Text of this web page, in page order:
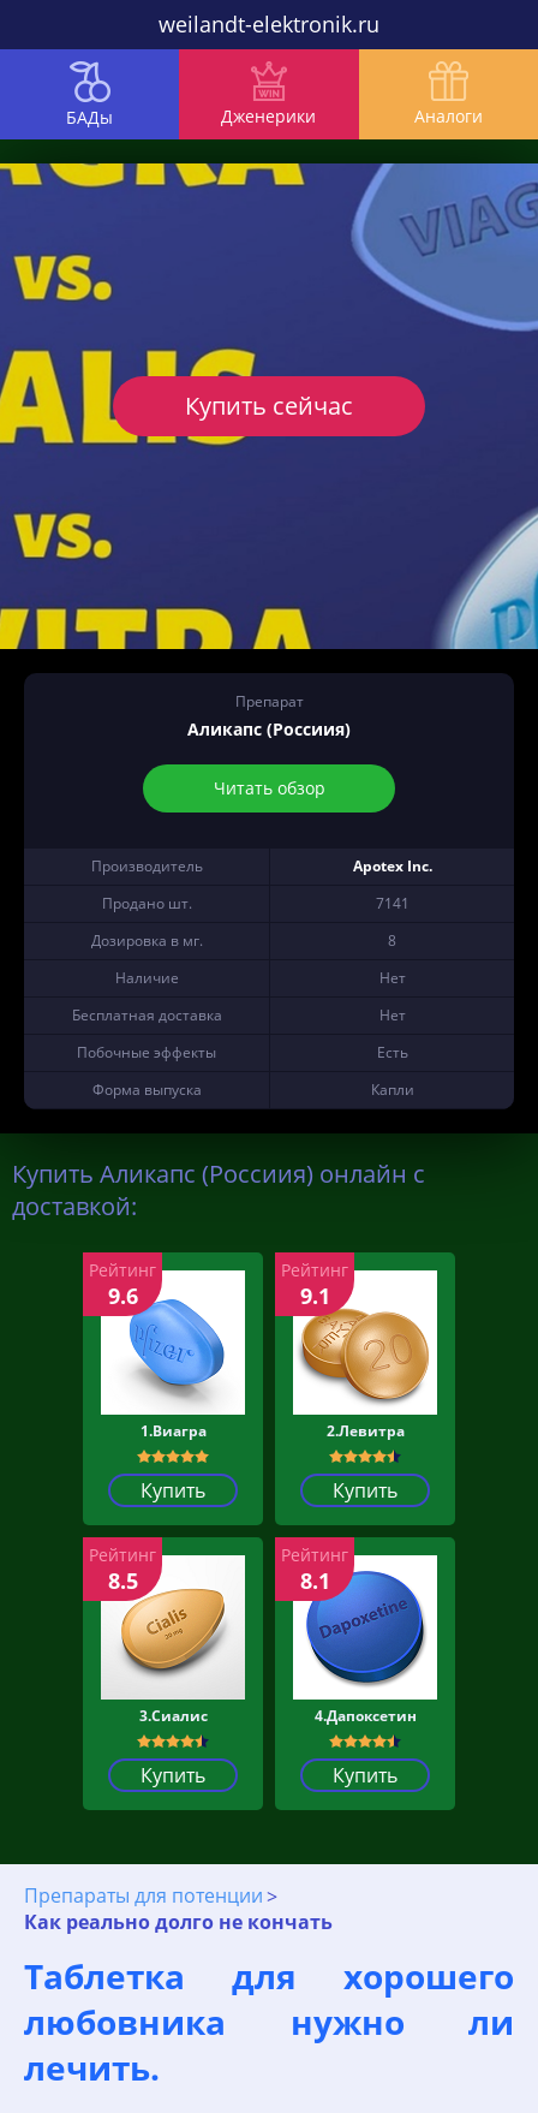
weilandt-elektronik.ru
БАДы Дженерики Аналоги
Препарат
Аликапс (Россиия)
Читать обзор
Производитель
Apotex Inc.
Продано шт.
7141
Дозировка в мг.
8
Наличие
Нет
Бесплатная доставка
Нет
Побочные эффекты
Есть
Форма выпуска
Капли
Купить сейчас
Купить Аликапс (Россиия) онлайн с
доставкой:
1.Виагра
Купить
Рейтинг
9.6
2.Левитра
Купить
Рейтинг
9.1
3.Сиалис
Купить
Рейтинг
8.5
4.Дапоксетин
Купить
Рейтинг
8.1
Препараты для потенции
Как реально долго не кончать
Таблетка для хорошего
любовника нужно ли
лечить.